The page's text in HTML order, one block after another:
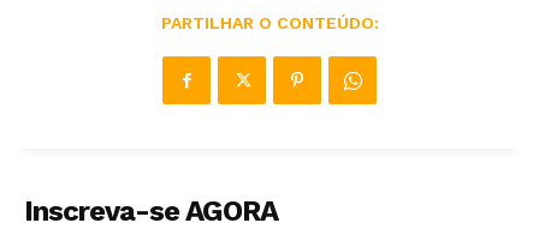
PARTILHAR O CONTEÚDO:
Inscreva-se AGORA